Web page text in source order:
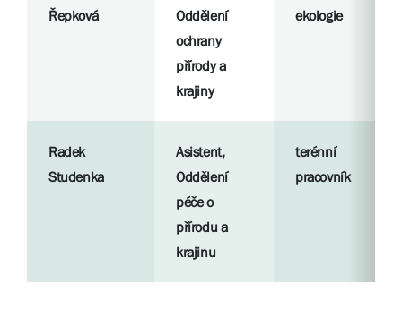
Řepková
Oddělení
ochrany
přírody a
krajiny
ekologie
Radek
Studenka
Asistent,
Oddělení
péče o
přírodu a
krajinu
terénní
pracovník